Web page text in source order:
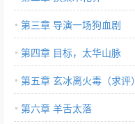
第三章 导演一场狗血剧
第四章 目标，太华山脉
第五章 玄冰离火毒（求评）
第六章 羊舌太落